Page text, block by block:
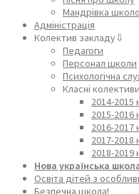
Мандрівка
Адміністрація
Колектив закладу⇩
Педагоги
Персонал школи
Психологічна
Класні
2014-2015
2015-2016
2016-2017
2017-2018
2018-2019
Нова українська
Освіта дітей з
Безпечна школа!